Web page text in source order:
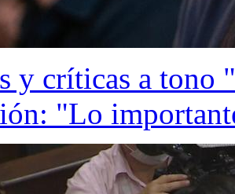
y críticas a tono
"Lo